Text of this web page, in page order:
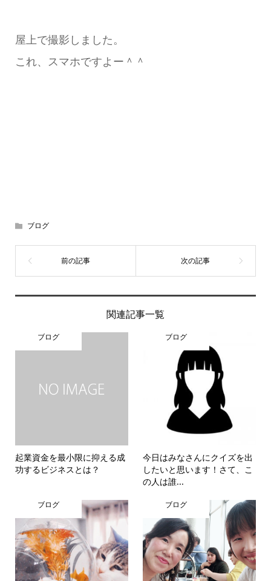
屋上で撮影しました。
これ、スマホですよー＾＾
ブログ
関連記事一覧
ブログ
起業資金を最小限に抑える成
功するビジネスとは？
ブログ
今日はみなさんにクイズを出
したいと思います！さて、こ
の人は誰...
ブログ ブログ